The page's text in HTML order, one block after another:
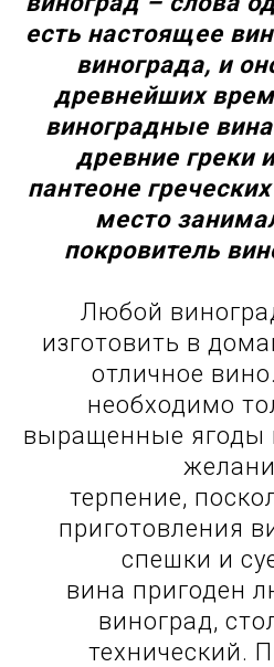
есть настоящее
винограда, и
древнейших
виноградные
древние греки
пантеоне
место
покровитель
Любой
изготовить в
отличное
необходимо
выращенные ягоды
терпение,
приготовления
спешки и
вина пригоден
виноград,
технический.